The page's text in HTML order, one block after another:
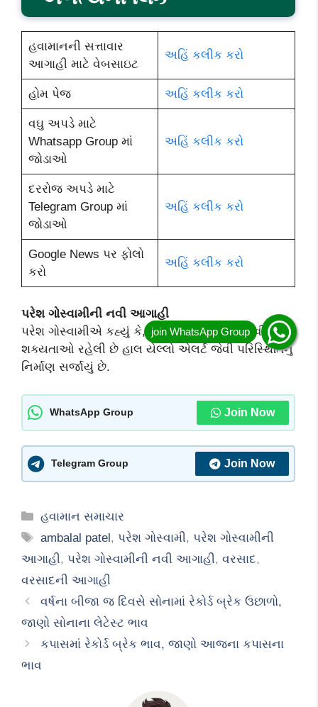
હવામાનની સત્તાવાર
આગાહી માટે વેબસાઇટ
અહિં કલીક કરો
હોમ પેજ અહિં કલીક કરો
વઘુ અપડે માટે
Whatsapp Group માં
જોડાઓ
અહિં કલીક કરો
દરરોજ અપડે માટે
Telegram Group માં
જોડાઓ
અહિં કલીક કરો
Google News પર ફોલો
કરો
અહિં કલીક કરો
પરેશ ગોસ્વામીની નવી આગાહી
પરેશ ગોસ્વામીએ કહ્યું કે, તાપમાન ઊંચું જાય તેવી પૂરી
શક્યતાઓ રહેલી છે હાલ યેલ્લો એલર્ટ જેવી પરિસ્થિતિનું
નિર્માણ સર્જાયું છે.
WhatsApp Group Join Now
Telegram Group Join Now
Categories
હવામાન સમાચાર
Tags
ambalal patel,પરેશ ગોસ્વામી,પરેશ ગોસ્વામીની
આગાહી, પરેશ ગોસ્વામીની નવી આગાહી, વરસાદ,
વરસાદની આગાહી
વર્ષના બીજા જ દિવસે સોનામાં રેકોર્ડ બ્રેક ઉછાળો,
જાણો સોનાના લેટેસ્ટ ભાવ
કપાસમાં રેકોર્ડ બ્રેક ભાવ, જાણો આજના કપાસના
ભાવ